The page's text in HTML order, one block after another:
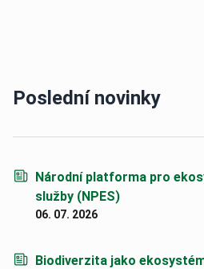
Poslední novinky
Národní platforma pro
služby (NPES)
06. 07. 2026
Biodiverzita jako